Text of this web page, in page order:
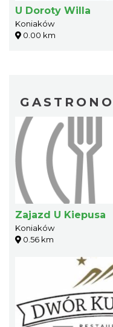
U Doroty Willa
Koniaków
0.00 km
Zajazd U Kiepusa
Koniaków
0.56 km